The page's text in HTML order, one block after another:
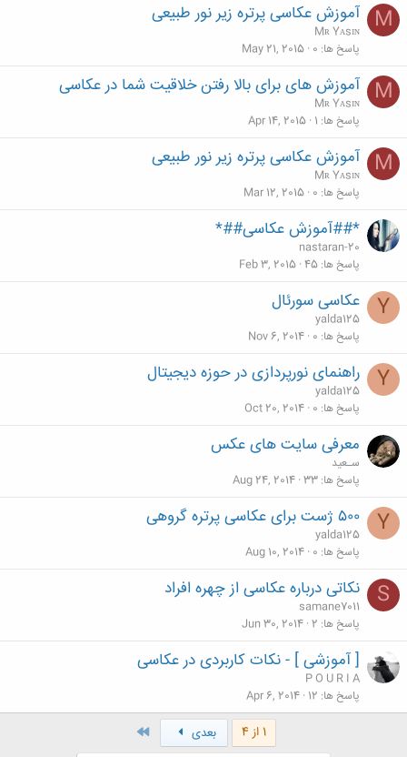
M آموزش عکاسی پرتره زیر نور طبیعی
Mʀ Yᴀsɪɴ
پاسخ ها 0
May 21, 2015
M آموزش های برای بالا رفتن خلاقیت شما در عکاسی
Mʀ Yᴀsɪɴ
پاسخ ها 1
Apr 14, 2015
M آموزش عکاسی پرتره زیر نور طبیعی
Mʀ Yᴀsɪɴ
پاسخ ها 0
Mar 12, 2015
*##آموزش عکاسی##*
nastaran-20
پاسخ ها 45
Feb 3, 2015
Y عکاسی سورئال
yalda125
پاسخ ها 0
Nov 6, 2014
Y راهنمای نورپردازی در حوزه دیجیتال
yalda125
پاسخ ها 0
Oct 20, 2014
معرفی سایت های عکس
سـعید
پاسخ ها 33
Aug 24, 2014
Y ۵۰۰ ژست برای عکاسی پرتره گروهی
yalda125
پاسخ ها 0
Aug 10, 2014
S نکاتی درباره عکاسی از چهره افراد
samane7011
پاسخ ها 2
Jun 30, 2014
[ آموزشی ] - نکات کاربردی در عکاسی
P O U R I A
پاسخ ها 12
Apr 6, 2014
1 از 4 بعدی